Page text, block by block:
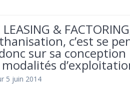
&
c’est se
sur sa conception
5 juin 2014